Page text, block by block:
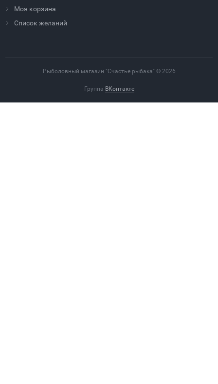
Моя корзина
Cписок желаний
Рыболовный магазин "Счастье рыбака" © 2026
Группа ВКонтакте